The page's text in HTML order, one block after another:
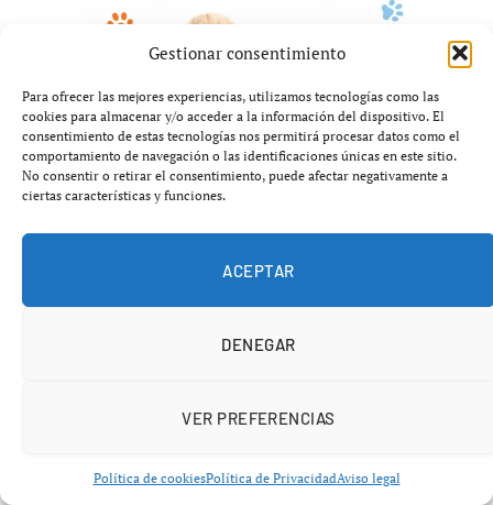
Gestionar consentimiento
Para ofrecer las mejores experiencias, utilizamos tecnologías como las
cookies para almacenar y/o acceder a la información del dispositivo. El
consentimiento de estas tecnologías nos permitirá procesar datos como el
comportamiento de navegación o las identificaciones únicas en este sitio.
No consentir o retirar el consentimiento, puede afectar negativamente a
ciertas características y funciones.
ACEPTAR
DENEGAR
VER PREFERENCIAS
Política de cookiesPolítica de PrivacidadAviso legal
Crisis en el pádel: sorpresa
española agita Bruselas P2